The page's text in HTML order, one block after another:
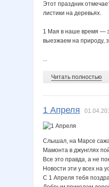
Этот праздник
листики на деревьях.
1 Мая в наше время —
выезжаем на природу,
...
Читать полностью
1 Апреля
Слышал, на Марсе
Мамонта в джунглях
Все это правда, а не
Новости эти у всех на
С 1 Апреля тебя